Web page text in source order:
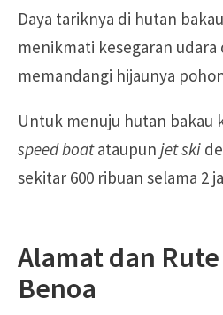
Daya tariknya di hutan
menikmati kesegaran
memandangi hijaunya
Untuk menuju hutan bakau
speed boatataupun jet ski
sekitar 600 ribuan selama 2
Alamat dan
Benoa